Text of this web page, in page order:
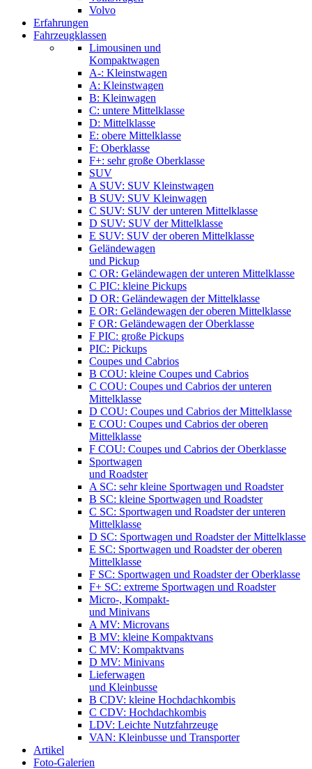
Volvo
Erfahrungen
Fahrzeugklassen
Limousinen und
Kompaktwagen
A-: Kleinstwagen
A: Kleinstwagen
B: Kleinwagen
C: untere Mittelklasse
D: Mittelklasse
E: obere Mittelklasse
F: Oberklasse
F+: sehr große Oberklasse
SUV
A SUV: SUV Kleinstwagen
B SUV: SUV Kleinwagen
C SUV: SUV der unteren Mittelklasse
D SUV: SUV der Mittelklasse
E SUV: SUV der oberen Mittelklasse
Geländewagen
und Pickup
C OR: Geländewagen der unteren Mittelklasse
C PIC: kleine Pickups
D OR: Geländewagen der Mittelklasse
E OR: Geländewagen der oberen Mittelklasse
F OR: Geländewagen der Oberklasse
F PIC: große Pickups
PIC: Pickups
Coupes und Cabrios
B COU: kleine Coupes und Cabrios
C COU: Coupes und Cabrios der unteren
Mittelklasse
D COU: Coupes und Cabrios der Mittelklasse
E COU: Coupes und Cabrios der oberen
Mittelklasse
F COU: Coupes und Cabrios der Oberklasse
Sportwagen
und Roadster
A SC: sehr kleine Sportwagen und Roadster
B SC: kleine Sportwagen und Roadster
C SC: Sportwagen und Roadster der unteren
Mittelklasse
D SC: Sportwagen und Roadster der Mittelklasse
E SC: Sportwagen und Roadster der oberen
Mittelklasse
F SC: Sportwagen und Roadster der Oberklasse
F+ SC: extreme Sportwagen und Roadster
Micro-, Kompakt-
und Minivans
A MV: Microvans
B MV: kleine Kompaktvans
C MV: Kompaktvans
D MV: Minivans
Lieferwagen
und Kleinbusse
B CDV: kleine Hochdachkombis
C CDV: Hochdachkombis
LDV: Leichte Nutzfahrzeuge
VAN: Kleinbusse und Transporter
Artikel
Foto-Galerien